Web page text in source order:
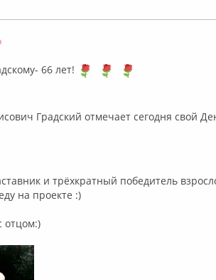
66 лет!
Градский отмечает сегодня свой
и трёхкратный победитель
на проекте :)
отцом:)